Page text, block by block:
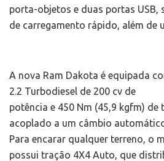
porta-objetos e duas portas USB,
de carregamento rápido, além de
A nova Ram Dakota é equipada
2.2 Turbodiesel de 200 cv de
potência e 450 Nm (45,9 kgfm) de
acoplado a um câmbio
Para encarar qualquer terreno, o
possui tração 4X4 Auto, que